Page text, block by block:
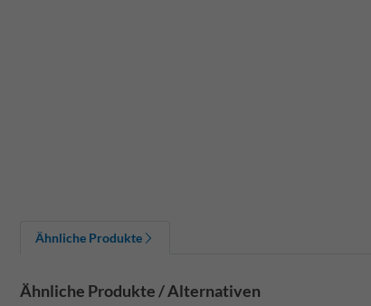
Ähnliche Produkte
Ähnliche Produkte / Alternativen